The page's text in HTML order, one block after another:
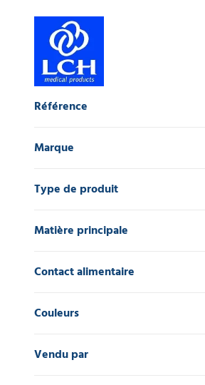
Référence
Marque
Type de produit
Matière principale
Contact alimentaire
Couleurs
Vendu par